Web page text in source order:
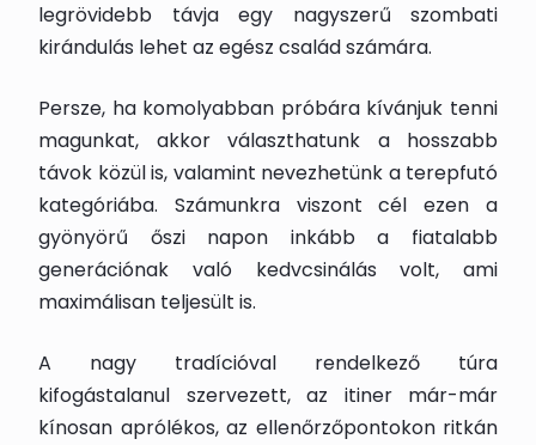
legrövidebb távja egy nagyszerű szombati
kirándulás lehet az egész család számára.
Persze, ha komolyabban próbára kívánjuk tenni
magunkat, akkor választhatunk a hosszabb
távok közül is, valamint nevezhetünk a terepfutó
kategóriába. Számunkra viszont cél ezen a
gyönyörű őszi napon inkább a fiatalabb
generációnak való kedvcsinálás volt, ami
maximálisan teljesült is.
A nagy tradícióval rendelkező túra
kifogástalanul szervezett, az itiner már-már
kínosan aprólékos, az ellenőrzőpontokon ritkán